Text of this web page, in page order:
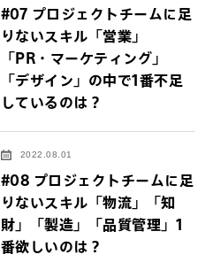
#07 プロジェクトチームに足
りないスキル「営業」
「PR・マーケティング」
「デザイン」の中で1番不足
しているのは？
2022.08.01
#08 プロジェクトチームに足
りないスキル「物流」「知
財」「製造」「品質管理」1
番欲しいのは？